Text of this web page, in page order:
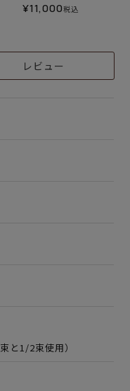
¥11,000税込
レビュー
と1/2束使用）